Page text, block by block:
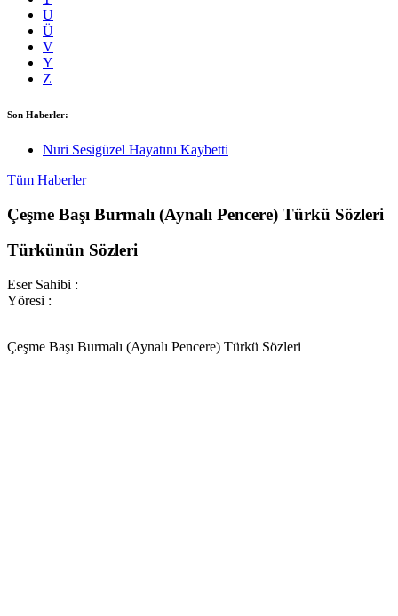
U
Ü
V
Y
Z
Son Haberler:
Nuri Sesigüzel Hayatını Kaybetti
Tüm Haberler
Çeşme Başı Burmalı (Aynalı Pencere) Türkü Sözleri
Türkünün Sözleri
Eser Sahibi :
Yöresi :
Çeşme Başı Burmalı (Aynalı Pencere) Türkü Sözleri